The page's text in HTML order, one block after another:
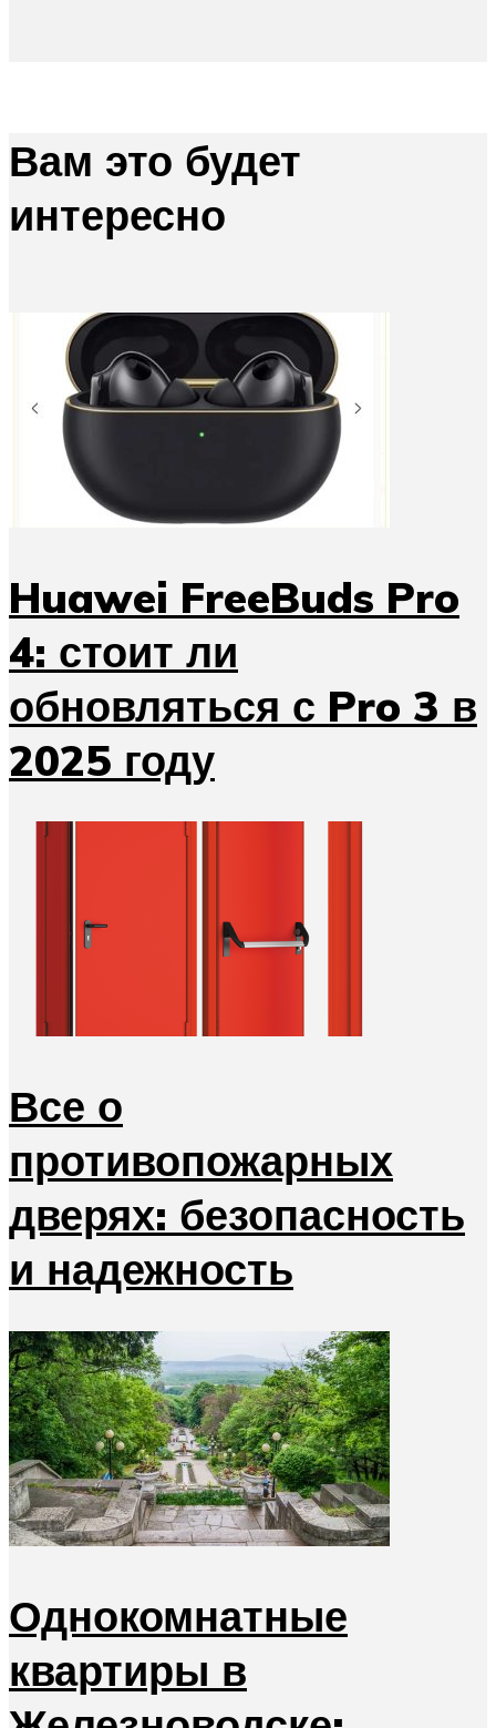
Вам это будет
интересно
Huawei FreeBuds Pro
4: стоит ли
обновляться с Pro 3 в
2025 году
Все о
противопожарных
дверях: безопасность
и надежность
Однокомнатные
квартиры в